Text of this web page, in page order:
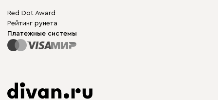
Red Dot Award
Рейтинг рунета
Платежные системы